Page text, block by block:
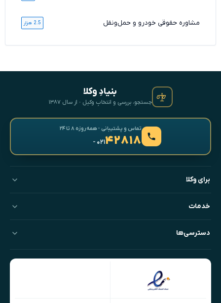
مشاوره حقوقی خودرو و حمل‌ونقل 2.5 هزار
بنیادِ وکلا
جستجو، بررسی و انتخابِ وکیل · از سال ۱۳۸۷
تماس و پشتیبانی · همه‌روزه ۸ تا ۲۴
۴۲۸۱۸- ۰۲۱
برای وکلا
خدمات
دسترسی‌ها